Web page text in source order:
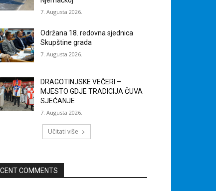
7. Augusta 2026.
Održana 18. redovna sjednica
Skupštine grada
7. Augusta 2026.
DRAGOTINJSKE VEČERI –
MJESTO GDJE TRADICIJA ČUVA
SJEĆANJE
7. Augusta 2026.
Učitati više
COMMENTS